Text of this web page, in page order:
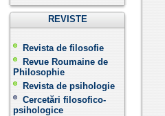
REVISTE
Revista de filosofie
Revue Roumaine de
Philosophie
Revista de psihologie
Cercetări filosofico-
psihologice